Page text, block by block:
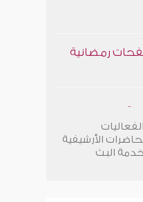
رمضانية
الأرشيفية
البث